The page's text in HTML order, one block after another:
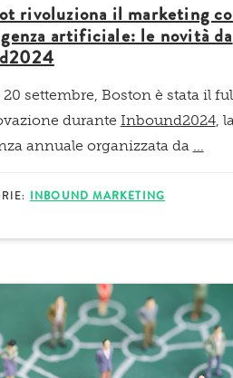
novità, eventi e servizi
rivoluziona il marketing
artificiale: le novità da
20 settembre, Boston è stata il
durante Inbound2024,
annuale organizzata da ...
INBOUND MARKETING